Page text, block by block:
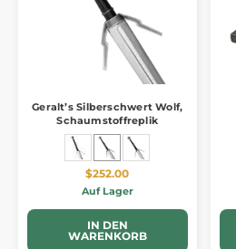
Geralt’s Silberschwert Wolf,
Schaumstoffreplik
$252.00
Auf Lager
IN DEN
WARENKORB